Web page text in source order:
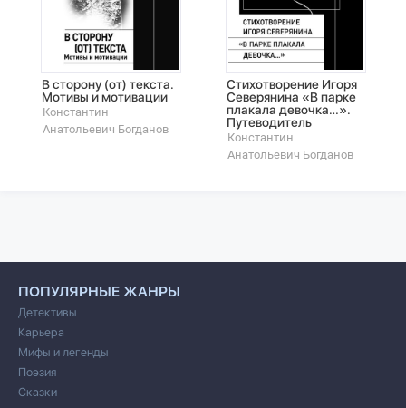
В сторону (от) текста.
Мотивы и мотивации
Константин
Анатольевич Богданов
Стихотворение Игоря
Северянина «В парке
плакала девочка…».
Путеводитель
Константин
Анатольевич Богданов
ПОПУЛЯРНЫЕ ЖАНРЫ
Детективы
Карьера
Мифы и легенды
Поэзия
Сказки